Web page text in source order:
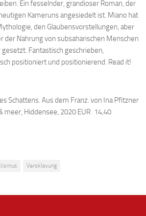
Ein fesselnder, grandioser Roman, der
Kameruns angesiedelt ist. Miano hat
den Glaubensvorstellungen, aber
der Nahrung von subsaharischen Menschen
Fantastisch geschrieben,
positioniert und positionierend. Read it!
Schattens. Aus dem Franz. von Ina Pfitzner
meer, Hiddensee, 2020 EUR 14,40
Versklavung